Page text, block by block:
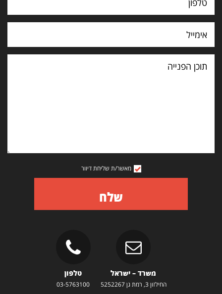
תוכן
הפנייה
מאשר/ת שליחת דיוור
שלח
משרד – ישראל
החילזון 3, רמת גן 5252267
טלפון
03-5763100